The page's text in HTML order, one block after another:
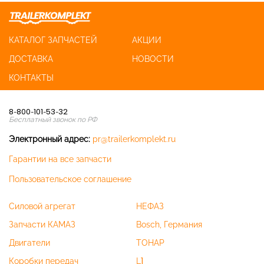
КАТАЛОГ ЗАПЧАСТЕЙ
АКЦИИ
ДОСТАВКА
НОВОСТИ
КОНТАКТЫ
8-800-101-53-32
Бесплатный звонок по РФ
Электронный адрес: pr@trailerkomplekt.ru
Гарантии на все запчасти
Пользовательское соглашение
Силовой агрегат
Запчасти КАМАЗ
Двигатели
Коробки передач
НЕФАЗ
Bosch, Германия
ТОНАР
L1